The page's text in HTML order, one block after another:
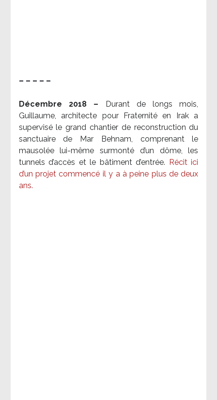
– – – – –
Décembre 2018 –
Durant de longs mois,
Guillaume, architecte pour Fraternité en Irak a
supervisé le grand chantier de reconstruction du
sanctuaire de Mar Behnam, comprenant le
mausolée lui-même surmonté d’un dôme, les
tunnels d’accès et le bâtiment d’entrée.
Récit ici
d’un projet commencé il y a à peine plus de deux
ans.